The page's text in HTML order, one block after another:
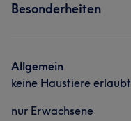
Besonderheiten
Allgemein
keine Haustiere erlaubt
nur Erwachsene